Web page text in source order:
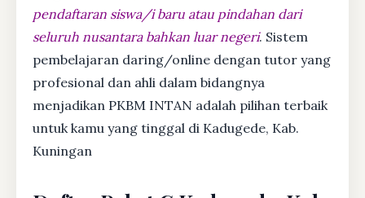
pendaftaran siswa/i baru atau pindahan dari
seluruh nusantara bahkan luar negeri. Sistem
pembelajaran daring/online dengan tutor yang
profesional dan ahli dalam bidangnya
menjadikan PKBM INTAN adalah pilihan terbaik
untuk kamu yang tinggal di Kadugede, Kab.
Kuningan